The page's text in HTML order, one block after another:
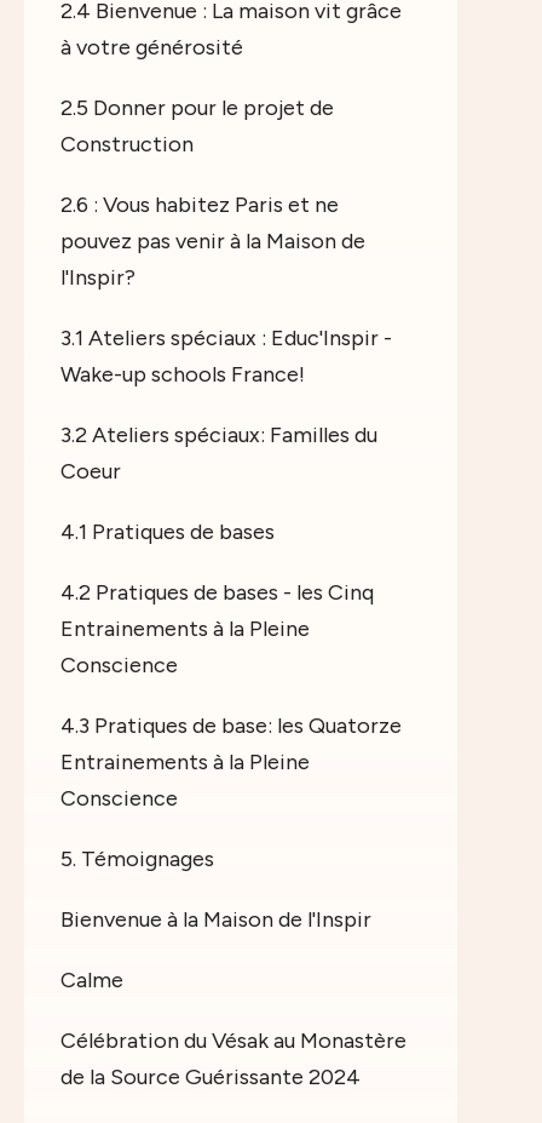
2.4 Bienvenue : La maison vit grâce
à votre générosité
2.5 Donner pour le projet de
Construction
2.6 : Vous habitez Paris et ne
pouvez pas venir à la Maison de
l'Inspir?
3.1 Ateliers spéciaux : Educ'Inspir -
Wake-up schools France!
3.2 Ateliers spéciaux: Familles du
Coeur
4.1 Pratiques de bases
4.2 Pratiques de bases - les Cinq
Entrainements à la Pleine
Conscience
4.3 Pratiques de base: les Quatorze
Entrainements à la Pleine
Conscience
5. Témoignages
Bienvenue à la Maison de l'Inspir
Calme
Célébration du Vésak au Monastère
de la Source Guérissante 2024